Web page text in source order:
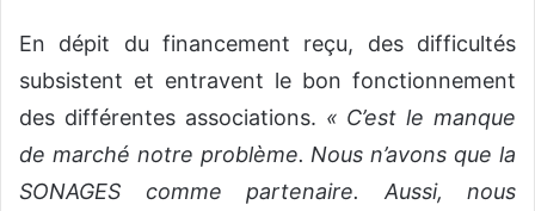
En dépit du financement reçu, des difficultés
subsistent et entravent le bon fonctionnement
des différentes associations. « C’est le manque
de marché notre problème. Nous n’avons que la
SONAGES comme partenaire. Aussi, nous